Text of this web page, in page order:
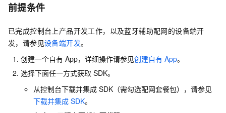
前提条件
已完成控制台上产品开发工作，以及蓝牙辅助配网的设备端开
发，请参见设备端开发。
创建一个自有 App，详细操作请参见创建自有 App。
选择下面任一方式获取 SDK。
从控制台下载并集成 SDK（需勾选配网套餐包），请参见
下载并集成 SDK。